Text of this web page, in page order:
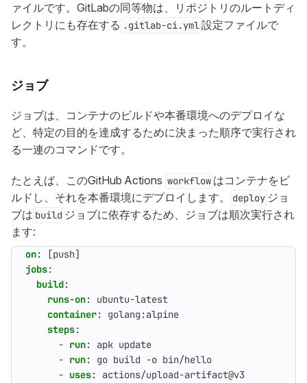
ァイルです。GitLabの同等物は、リポジトリのルートディ
レクトリにも存在する .gitlab-ci.yml設定ファイルで
す。
ジョブ
ジョブは、コンテナのビルドや本番環境へのデプロイな
ど、特定の目的を達成するために決まった順序で実行され
る一連のコマンドです。
たとえば、このGitHub Actions workflow はコンテナをビ
ルドし、それを本番環境にデプロイします。
deploy ジョ
ブは build ジョブに依存するため、ジョブは順次実行され
ます:
on: [push]
jobs:
build:
runs-on:
ubuntu-latest
container:
golang:alpine
steps:
- run:
apk update
- run:
go build -o bin/hello
- uses:
actions/upload-artifact@v3